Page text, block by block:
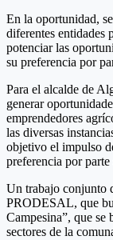
En la oportunidad,
diferentes entidades
potenciar las
su preferencia por
Para el alcalde de
generar
emprendedores
las diversas
objetivo el impulso
preferencia por
Un trabajo conjunto
PRODESAL, que
Campesina”, que se
sectores de la